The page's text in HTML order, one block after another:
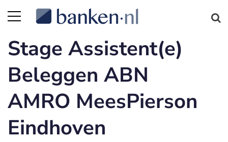
Stage Assistent(e)
Beleggen ABN
AMRO MeesPierson
Eindhoven